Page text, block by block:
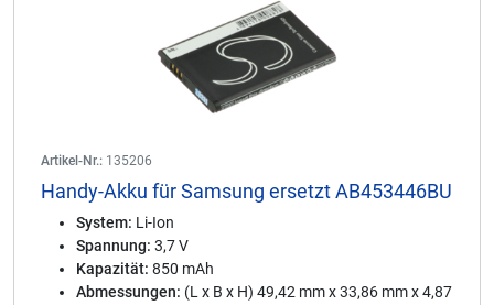
Artikel-Nr.: 135206
Handy-Akku für Samsung ersetzt AB453446BU
System: Li-Ion
Spannung: 3,7 V
Kapazität: 850 mAh
Abmessungen: (L x B x H) 49,42 mm x 33,86 mm x 4,87